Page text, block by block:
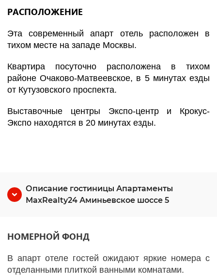
РАСПОЛОЖЕНИЕ
Эта современный апарт отель расположен в
тихом месте на западе Москвы.
Квартира посуточно расположена в тихом
районе Очаково-Матвеевское, в 5 минутах езды
от Кутузовского проспекта.
Выставочные центры Экспо-центр и Крокус-
Экспо находятся в 20 минутах езды.
Описание гостиницы Апартаменты
MaxRealty24 Аминьевское шоссе 5
НОМЕРНОЙ ФОНД
В апарт отеле гостей ожидают яркие номера с
отделанными плиткой ванными комнатами.